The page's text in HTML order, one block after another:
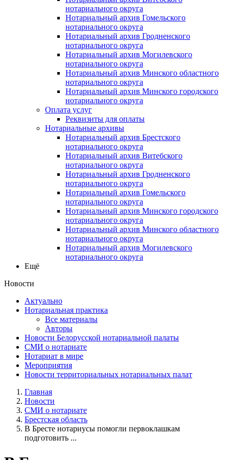
нотариального округа
Нотариальный архив Гомельского
нотариального округа
Нотариальный архив Гродненского
нотариального округа
Нотариальный архив Могилевского
нотариального округа
Нотариальный архив Минского областного
нотариального округа
Нотариальный архив Минского городского
нотариального округа
Оплата услуг
Реквизиты для оплаты
Нотариальные архивы
Нотариальный архив Брестского
нотариального округа
Нотариальный архив Витебского
нотариального округа
Нотариальный архив Гродненского
нотариального округа
Нотариальный архив Гомельского
нотариального округа
Нотариальный архив Минского городского
нотариального округа
Нотариальный архив Минского областного
нотариального округа
Нотариальный архив Могилевского
нотариального округа
Ещё
Новости
Актуально
Нотариальная практика
Все материалы
Авторы
Новости Белорусской нотариальной палаты
СМИ о нотариате
Нотариат в мире
Мероприятия
Новости территориальных нотариальных палат
Главная
Новости
СМИ о нотариате
Брестская область
В Бресте нотариусы помогли первоклашкам
подготовить ...